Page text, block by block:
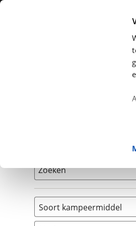
We hebben 4
Zoeken
Soort kampeermiddel
Camper (4)